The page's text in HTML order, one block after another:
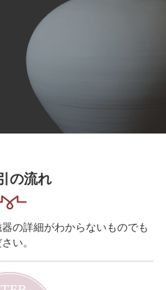
の流れ
の詳細がわからないものでも
い。